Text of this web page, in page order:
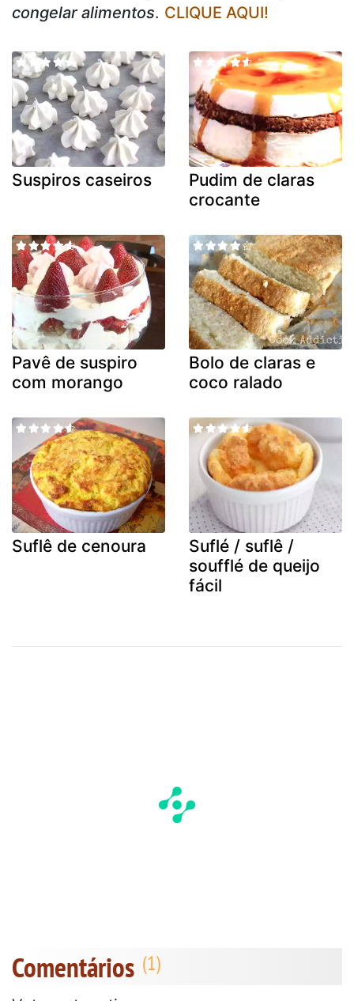
congelar alimentos. CLIQUE AQUI!
Suspiros caseiros
Pudim de claras
crocante
Pavê de suspiro
com morango
Bolo de claras e
coco ralado
Suflê de cenoura
Suflé / suflê /
soufflé de queijo
fácil
Comentários